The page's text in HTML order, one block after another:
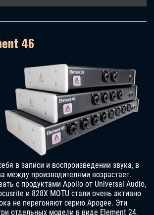
46
в записи и воспроизведении звука, в
между производителями возрастает.
с продуктами Apollo от Universal Audio,
и 828X MOTU стали очень активно
не перегоняют серию Apogee. Эти
отдельных модели в виде Element 24,